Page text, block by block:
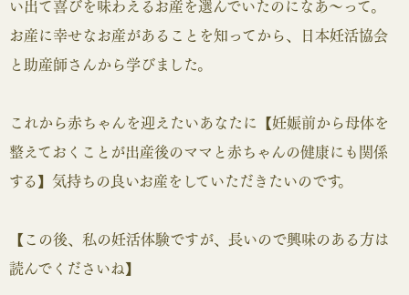
い出て喜びを味わえるお産を選んでいたのになあ～って。
お産に幸せなお産があることを知ってから、日本妊活協会
と助産師さんから学びました。
これから赤ちゃんを迎えたいあなたに【妊娠前から母体を
整えておくことが出産後のママと赤ちゃんの健康にも関係
する】気持ちの良いお産をしていただきたいのです。
【この後、私の妊活体験ですが、長いので興味のある方は
読んでくださいね】